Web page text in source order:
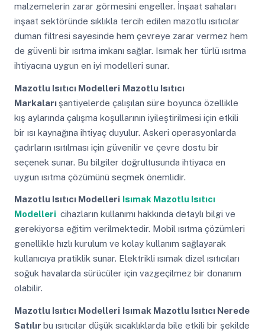
malzemelerin zarar görmesini engeller. İnşaat sahaları
inşaat sektöründe sıklıkla tercih edilen mazotlu ısıtıcılar
duman filtresi sayesinde hem çevreye zarar vermez hem
de güvenli bir ısıtma imkanı sağlar. Isımak her türlü ısıtma
ihtiyacına uygun en iyi modelleri sunar.
Mazotlu Isıtıcı Modelleri Mazotlu Isıtıcı
Markaları şantiyelerde çalışılan süre boyunca özellikle
kış aylarında çalışma koşullarının iyileştirilmesi için etkili
bir ısı kaynağına ihtiyaç duyulur. Askeri operasyonlarda
çadırların ısıtılması için güvenilir ve çevre dostu bir
seçenek sunar. Bu bilgiler doğrultusunda ihtiyaca en
uygun ısıtma çözümünü seçmek önemlidir.
Mazotlu Isıtıcı Modelleri Isımak Mazotlu Isıtıcı
Modelleri cihazların kullanımı hakkında detaylı bilgi ve
gerekiyorsa eğitim verilmektedir. Mobil ısıtma çözümleri
genellikle hızlı kurulum ve kolay kullanım sağlayarak
kullanıcıya pratiklik sunar. Elektrikli ısımak dizel ısıtıcıları
soğuk havalarda sürücüler için vazgeçilmez bir donanım
olabilir.
Mazotlu Isıtıcı Modelleri Isımak Mazotlu Isıtıcı Nerede
Satılır bu ısıtıcılar düşük sıcaklıklarda bile etkili bir şekilde